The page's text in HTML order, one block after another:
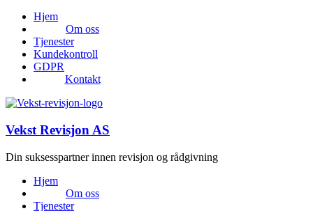
Hjem
Om oss
Tjenester
Kundekontroll
GDPR
Kontakt
Vekst Revisjon AS
Din suksesspartner innen revisjon og rådgivning
Hjem
Om oss
Tjenester